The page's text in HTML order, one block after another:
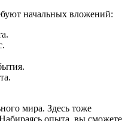
начальных вложений:
мира. Здесь тоже